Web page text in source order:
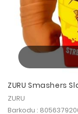
ZURU Smashers
ZURU
Barkodu :